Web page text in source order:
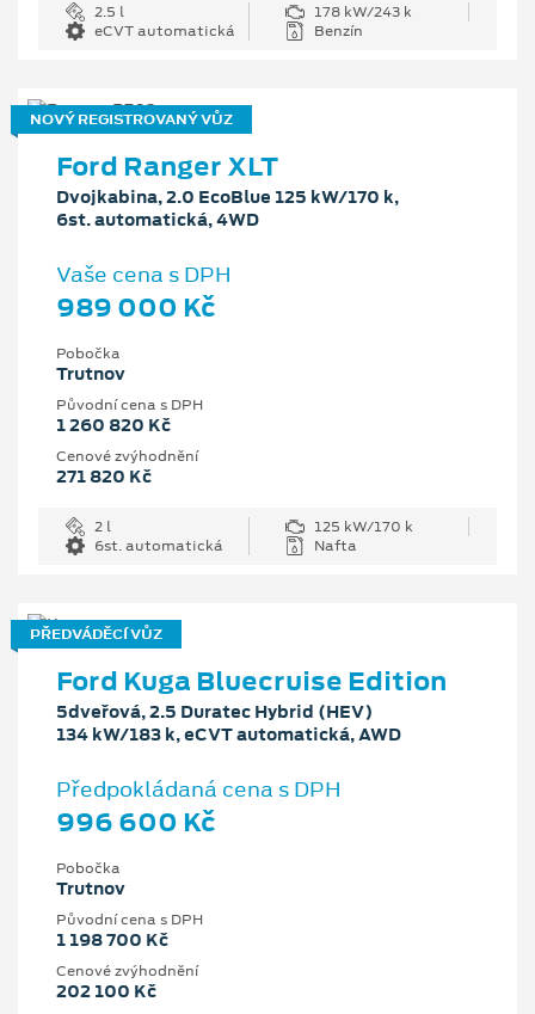
2.5 l
178 kW/243 k
eCVT automatická
Benzín
NOVÝ REGISTROVANÝ VŮZ
Ford Ranger XLT
Dvojkabina, 2.0 EcoBlue 125 kW/170 k,
6st. automatická, 4WD
Vaše cena s DPH
989 000 Kč
Pobočka
Trutnov
Původní cena s DPH
1 260 820 Kč
Cenové zvýhodnění
271 820 Kč
2 l
125 kW/170 k
6st. automatická
Nafta
PŘEDVÁDĚCÍ VŮZ
Ford Kuga Bluecruise Edition
5dveřová, 2.5 Duratec Hybrid (HEV)
134 kW/183 k, eCVT automatická, AWD
Předpokládaná cena s DPH
996 600 Kč
Pobočka
Trutnov
Původní cena s DPH
1 198 700 Kč
Cenové zvýhodnění
202 100 Kč